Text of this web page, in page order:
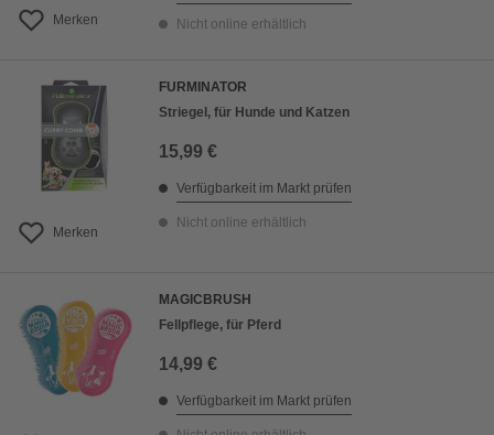
Merken Nicht online erhältlich
Merken
FURMINATOR
Striegel, für Hunde und Katzen
15,99 €
Verfügbarkeit im Markt prüfen
Nicht online erhältlich
MAGICBRUSH
Fellpflege, für Pferd
14,99 €
Verfügbarkeit im Markt prüfen